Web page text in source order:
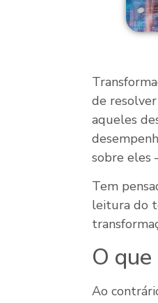
de
aqueles
sobre eles
Tem
leitura do
O
Ao